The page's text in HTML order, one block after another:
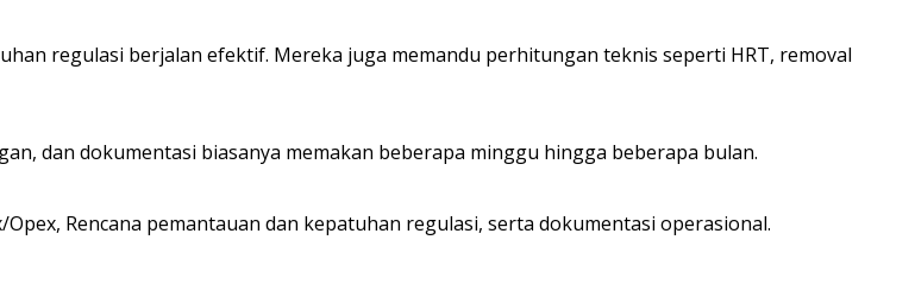
regulasi berjalan efektif. Mereka juga memandu perhitungan teknis seperti HRT, removal
dan dokumentasi biasanya memakan beberapa minggu hingga beberapa bulan.
Rencana pemantauan dan kepatuhan regulasi, serta dokumentasi operasional.